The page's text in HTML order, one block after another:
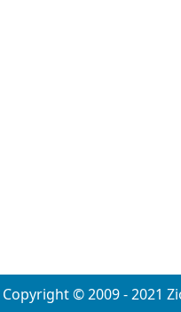
Copyright © 2009 - 2021